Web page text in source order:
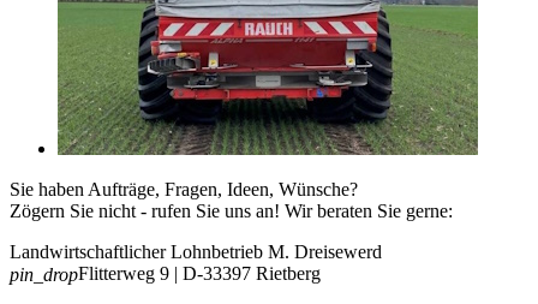
Sie haben Aufträge, Fragen, Ideen, Wünsche?
Zögern Sie nicht - rufen Sie uns an! Wir beraten Sie gerne:
Landwirtschaftlicher Lohnbetrieb M. Dreisewerd
pin_dropFlitterweg 9 | D-33397 Rietberg